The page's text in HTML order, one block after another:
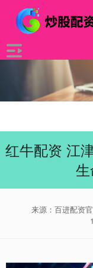
红牛配资 江
来源：百进配资